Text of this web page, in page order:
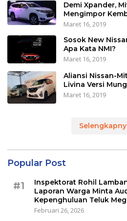
Demi Xpander,
Mengimpor
Maret 16, 2019
Sosok New
Apa Kata NMI?
Maret 16, 2019
Aliansi Nissan-
Livina Versi
Maret 16, 2019
Popular Post
#1
Inspektorat Rohil
Laporan Warga Minta
Kepenghuluan Teluk
Februari 26, 2026